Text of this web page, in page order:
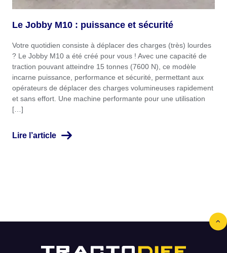
Le Jobby M10 : puissance et sécurité
Votre quotidien consiste à déplacer des charges (très) lourdes
? Le Jobby M10 a été créé pour vous ! Avec une capacité de
traction pouvant atteindre 15 tonnes (7600 N), ce modèle
incarne puissance, performance et sécurité, permettant aux
opérateurs de déplacer des charges volumineuses rapidement
et sans effort. Une machine performante pour une utilisation
[…]
Lire l’article